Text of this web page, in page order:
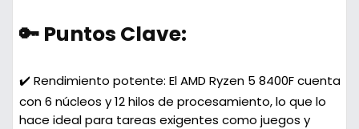
🔑 Puntos Clave:
✔️ Rendimiento potente: El AMD Ryzen 5 8400F cuenta
con 6 núcleos y 12 hilos de procesamiento, lo que lo
hace ideal para tareas exigentes como juegos y